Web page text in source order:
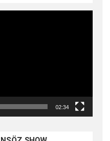
02:34